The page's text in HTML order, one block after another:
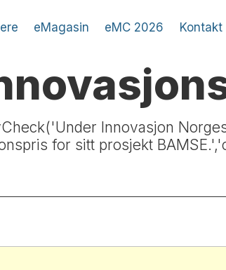
eMagasin eMC 2026 Kontakt
Innovasjon
for sitt prosjekt